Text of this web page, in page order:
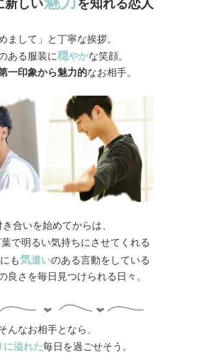
新しい を知れる恋人
まして」と丁寧な挨拶。
ある服装に穏やかな笑顔。
一印象から魅力的なお相手。
き合いを始めてからは、
で明るい気持ちにさせてくれる
も気遣いのある言動をしている
良さを毎日見つけられる日々。
んなお相手となら、
に溢れた毎日を過ごせそう。